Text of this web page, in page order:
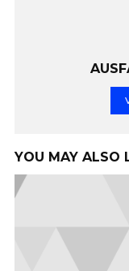
YOU MAY ALSO